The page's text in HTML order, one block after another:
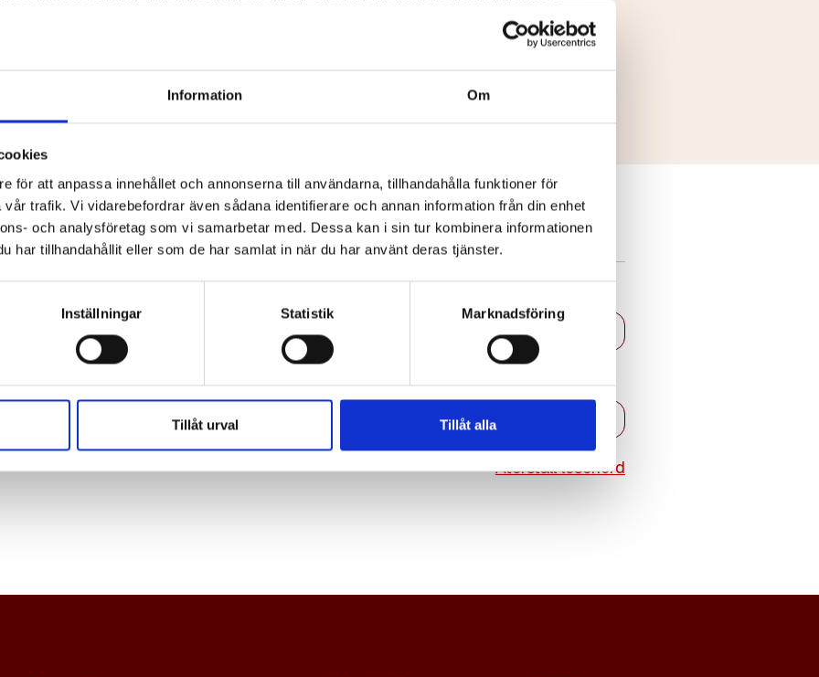
Information Om
för att anpassa innehållet och annonserna till användarna, tillhandahålla funktioner för
trafik. Vi vidarebefordrar även sådana identifierare och annan information från din enhet
och analysföretag som vi samarbetar med. Dessa kan i sin tur kombinera informationen
har tillhandahållit eller som de har samlat in när du har använt deras tjänster.
Inställningar Statistik Marknadsföring
Tillåt urval Tillåt alla
Skapa nytt konto
Återställ lösenord